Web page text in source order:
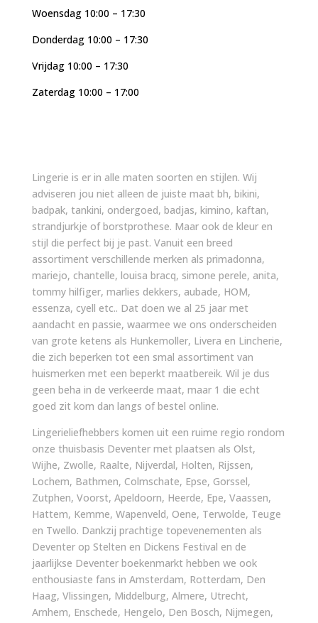
Woensdag 10:00 – 17:30
Donderdag 10:00 – 17:30
Vrijdag 10:00 – 17:30
Zaterdag 10:00 – 17:00
Lingerie is er in alle maten soorten en stijlen. Wij
adviseren jou niet alleen de juiste maat bh, bikini,
badpak, tankini, ondergoed, badjas, kimino, kaftan,
strandjurkje of borstprothese. Maar ook de kleur en
stijl die perfect bij je past. Vanuit een breed
assortiment verschillende merken als primadonna,
mariejo, chantelle, louisa bracq, simone perele, anita,
tommy hilfiger, marlies dekkers, aubade, HOM,
essenza, cyell etc.. Dat doen we al 25 jaar met
aandacht en passie, waarmee we ons onderscheiden
van grote ketens als Hunkemoller, Livera en Lincherie,
die zich beperken tot een smal assortiment van
huismerken met een beperkt maatbereik. Wil je dus
geen beha in de verkeerde maat, maar 1 die echt
goed zit kom dan langs of bestel online.
Lingerieliefhebbers komen uit een ruime regio rondom
onze thuisbasis Deventer met plaatsen als Olst,
Wijhe, Zwolle, Raalte, Nijverdal, Holten, Rijssen,
Lochem, Bathmen, Colmschate, Epse, Gorssel,
Zutphen, Voorst, Apeldoorn, Heerde, Epe, Vaassen,
Hattem, Kemme, Wapenveld, Oene, Terwolde, Teuge
en Twello. Dankzij prachtige topevenementen als
Deventer op Stelten en Dickens Festival en de
jaarlijkse Deventer boekenmarkt hebben we ook
enthousiaste fans in Amsterdam, Rotterdam, Den
Haag, Vlissingen, Middelburg, Almere, Utrecht,
Arnhem, Enschede, Hengelo, Den Bosch, Nijmegen,